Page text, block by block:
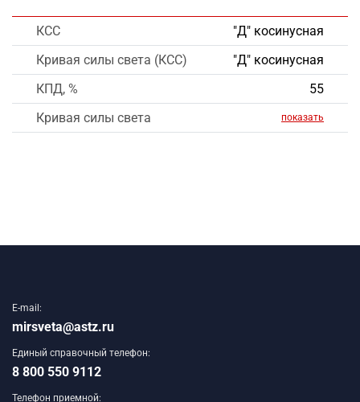
КСС
"Д" косинусная
Кривая силы света (КСС)
"Д" косинусная
КПД, %
55
Кривая силы света
показать
E-mail:
mirsveta@astz.ru
Единый справочный телефон:
8 800 550 9112
Телефон приемной: